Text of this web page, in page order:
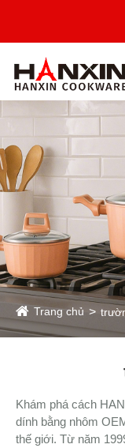
Trang chủ
Khám phá cách
dính bằng nhôm
thế giới. Từ năm